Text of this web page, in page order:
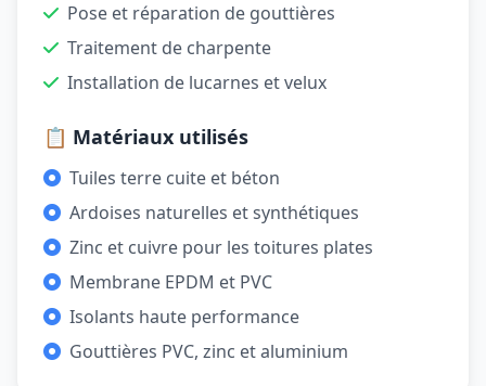
Pose et réparation de gouttières
Traitement de charpente
Installation de lucarnes et velux
📋 Matériaux utilisés
Tuiles terre cuite et béton
Ardoises naturelles et synthétiques
Zinc et cuivre pour les toitures plates
Membrane EPDM et PVC
Isolants haute performance
Gouttières PVC, zinc et aluminium